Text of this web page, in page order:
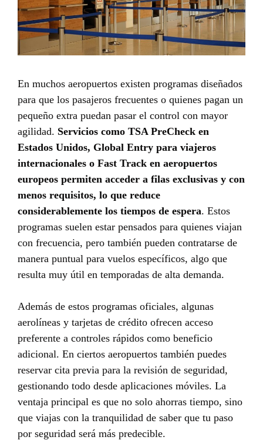
En muchos aeropuertos existen programas diseñados
para que los pasajeros frecuentes o quienes pagan un
pequeño extra puedan pasar el control con mayor
agilidad. Servicios como TSA PreCheck en
Estados Unidos, Global Entry para viajeros
internacionales o Fast Track en aeropuertos
europeos permiten acceder a filas exclusivas y con
menos requisitos, lo que reduce
considerablemente los tiempos de espera. Estos
programas suelen estar pensados para quienes viajan
con frecuencia, pero también pueden contratarse de
manera puntual para vuelos específicos, algo que
resulta muy útil en temporadas de alta demanda.
Además de estos programas oficiales, algunas
aerolíneas y tarjetas de crédito ofrecen acceso
preferente a controles rápidos como beneficio
adicional. En ciertos aeropuertos también puedes
reservar cita previa para la revisión de seguridad,
gestionando todo desde aplicaciones móviles. La
ventaja principal es que no solo ahorras tiempo, sino
que viajas con la tranquilidad de saber que tu paso
por seguridad será más predecible.